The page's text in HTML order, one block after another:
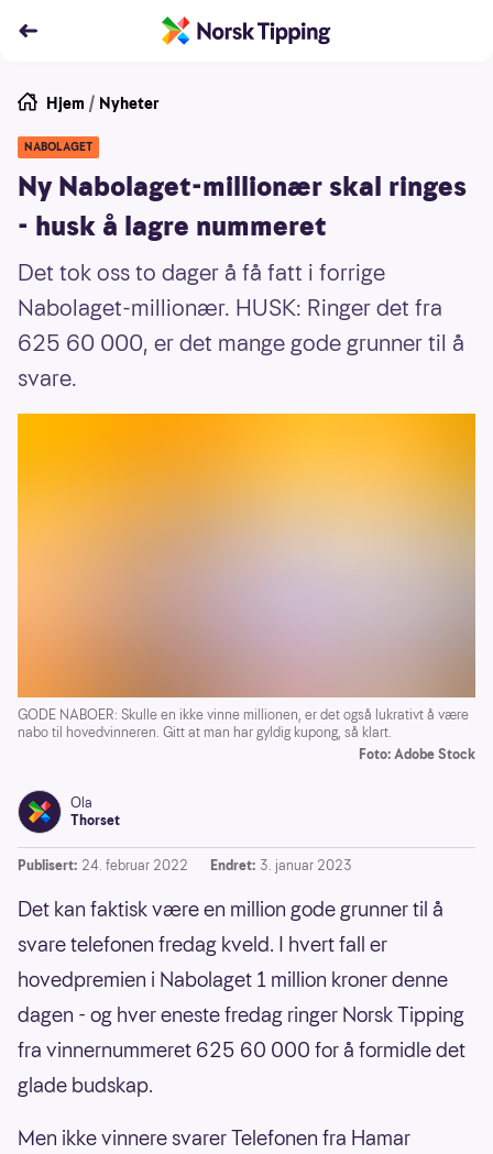
Hjem / Nyheter
NABOLAGET
Ny Nabolaget-millionær skal ringes
- husk å lagre nummeret
Det tok oss to dager å få fatt i forrige
Nabolaget-millionær. HUSK: Ringer det fra
625 60 000, er det mange gode grunner til å
svare.
GODE NABOER: Skulle en ikke vinne millionen, er det også lukrativt å være
nabo til hovedvinneren. Gitt at man har gyldig kupong, så klart.
Foto: Adobe Stock
Ola
Thorset
Publisert: 24. februar 2022 Endret: 3. januar 2023
Det kan faktisk være en million gode grunner til å
svare telefonen fredag kveld. I hvert fall er
hovedpremien i Nabolaget 1 million kroner denne
dagen - og hver eneste fredag ringer Norsk Tipping
fra vinnernummeret 625 60 000 for å formidle det
glade budskap.
Men ikke vinnere svarer Telefonen fra Hamar